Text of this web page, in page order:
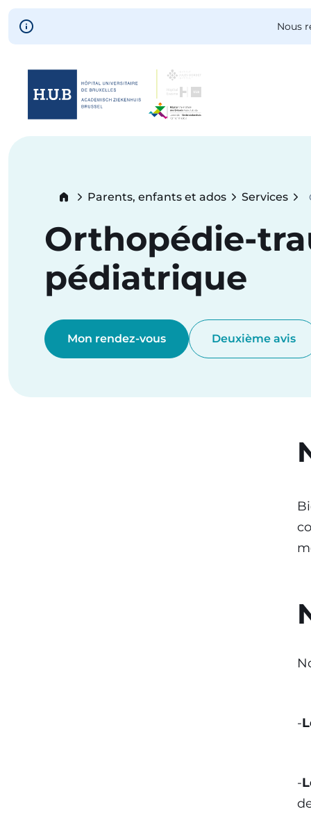
Skip to main content
Nous
Skip
Breadcrumb
Parents, enfants et ados Services
Orthopédie-
pédiatrique
Mon rendez-vous Deuxième avis
-
-